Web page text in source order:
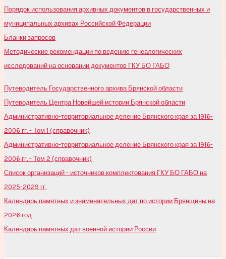
Порядок использования архивных документов в государственных и
муниципальных архивах Российской Федерации
Бланки запросов
Методические рекомендации по ведению генеалогических
исследований на основании документов ГКУ БО ГАБО
Путеводитель Государственного архива Брянской области
Путеводитель Центра Новейшей истории Брянской области
Административно-территориальное деление Брянского края за 1916-
2006 гг. - Том 1 (справочник)
Административно-территориальное деление Брянского края за 1916-
2006 гг. - Том 2 (справочник)
Список организаций - источников комплектования ГКУ БО ГАБО на
2025-2029 гг.
Календарь памятных и знаменательных дат по истории Брянщины на
2026 год
Календарь памятных дат военной истории России